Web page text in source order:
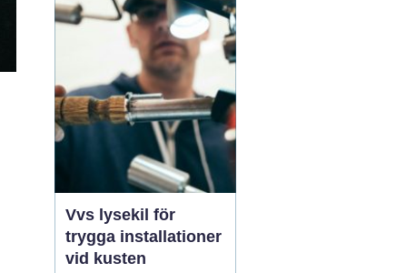
mot blekning och
samtidigt ge huset et...
Vvs lysekil för
trygga installationer
vid kusten